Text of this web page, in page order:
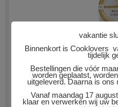
vakantie
Binnenkort is Cooklovers
tijdelijk
Bestellingen die vóór
worden geplaatst,
uitgeleverd. Daarna is ons
Vanaf maandag 17
klaar en verwerken wij uw
BELUGA
Momenteel
199.99